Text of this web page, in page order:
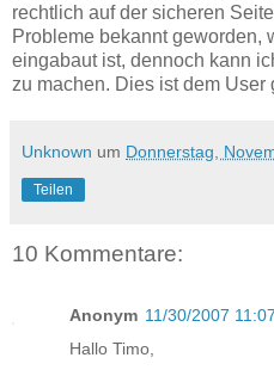
rechtlich auf der sicheren
Probleme bekannt geworden,
eingabaut ist, dennoch kann
zu machen. Dies ist dem User
Unknown um Donnerstag,
Teilen
10 Kommentare:
Anonym 11/30/2007
Hallo Timo,